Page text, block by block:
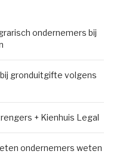
ondernemers bij
gronduitgifte volgens
+ Kienhuis Legal
ondernemers weten